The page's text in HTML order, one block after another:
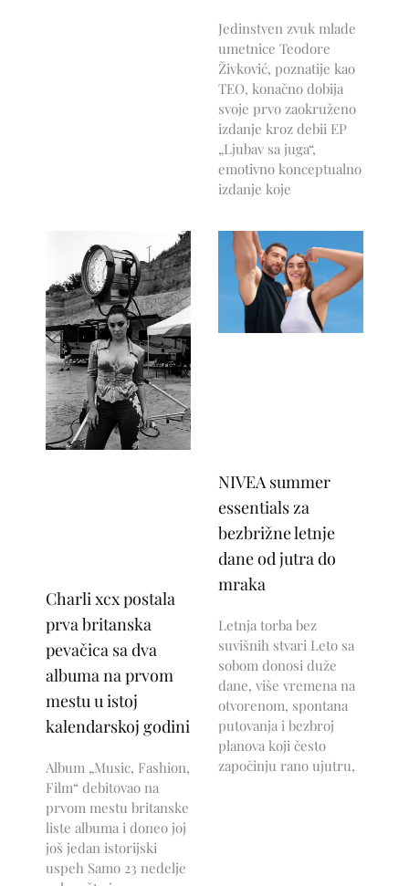
Jedinstven zvuk mlade
umetnice Teodore
Živković, poznatije kao
TEO, konačno dobija
svoje prvo zaokruženo
izdanje kroz debii EP
„Ljubav sa juga“,
emotivno konceptualno
izdanje koje
Charli xcx postala
prva britanska
pevačica sa dva
albuma na prvom
mestu u istoj
kalendarskoj godini
Album „Music, Fashion,
Film“ debitovao na
prvom mestu britanske
liste albuma i doneo joj
još jedan istorijski
uspeh Samo 23 nedelje
NIVEA summer
essentials za
bezbrižne letnje
dane od jutra do
mraka
Letnja torba bez
suvišnih stvari Leto sa
sobom donosi duže
dane, više vremena na
otvorenom, spontana
putovanja i bezbroj
planova koji često
započinju rano ujutru,